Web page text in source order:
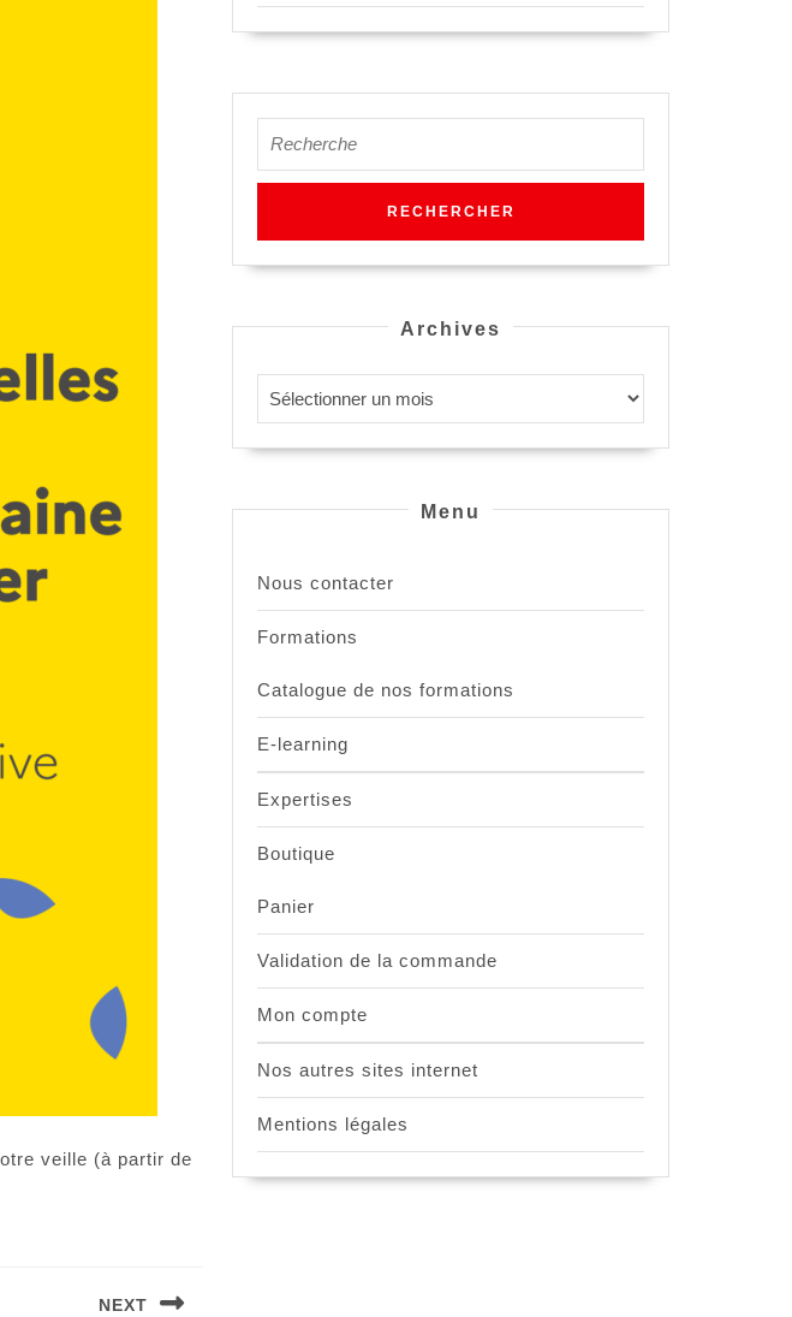
veille (à partir de
NEXT
for:
Archives
Menu
Nous contacter
Formations
Catalogue de nos formations
E-learning
Expertises
Boutique
Panier
Validation de la commande
Mon compte
Nos autres sites internet
Mentions légales